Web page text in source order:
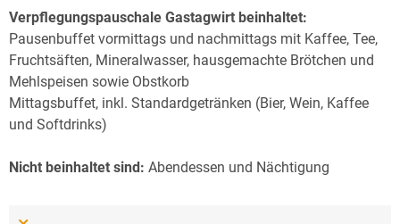
Verpflegungspauschale Gastagwirt beinhaltet:
Pausenbuffet vormittags und nachmittags mit Kaffee, Tee,
Fruchtsäften, Mineralwasser, hausgemachte Brötchen und
Mehlspeisen sowie Obstkorb
Mittagsbuffet, inkl. Standardgetränken (Bier, Wein, Kaffee
und Softdrinks)
Nicht beinhaltet sind: Abendessen und Nächtigung